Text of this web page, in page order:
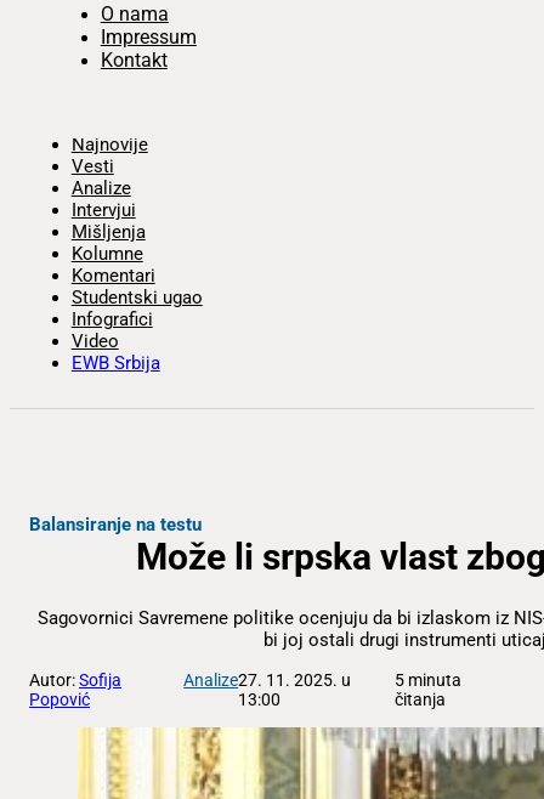
O nama
Impressum
Kontakt
Najnovije
Vesti
Analize
Intervjui
Mišljenja
Kolumne
Komentari
Studentski ugao
Infografici
Video
EWB Srbija
Balansiranje na testu
Može li srpska vlast
Sagovornici Savremene politike ocenjuju da bi izlaskom iz
bi joj ostali drugi instrumenti
Autor:Sofija
Popović
Analize27. 11. 2025. u
13:00
5 minuta
čitanja